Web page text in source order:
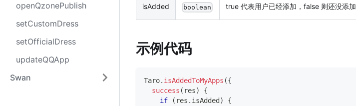
openQzonePublish
setCustomDress
setOfficialDress
updateQQApp
Swan
isAdded boolean true 代表用户已经添加，false 则还没添加
示例代码
Taro. isAddedToMyApps ({
success ( res)
{
if
( res . isAdded )
{